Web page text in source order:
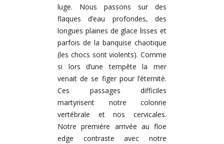
luge. Nous passons sur des
flaques d’eau profondes, des
longues plaines de glace lisses et
parfois de la banquise chaotique
(les chocs sont violents). Comme
si lors d’une tempête la mer
venait de se figer pour l’éternité.
Ces passages difficiles
martyrisent notre colonne
vertébrale et nos cervicales.
Notre première arrivée au floe
edge contraste avec notre